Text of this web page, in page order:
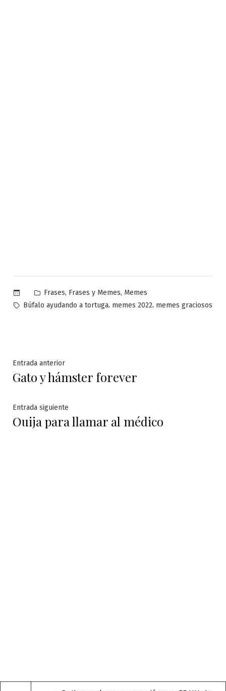
Publicado
en
Frases, Frases y Memes, Memes
Etiquetas:
Búfalo ayudando a tortuga, memes 2022, memes graciosos
Navegación
de
entradas
Entrada anteriorEntrada
anterior:
Gato y hámster forever
Entrada siguiente
siguiente:
Ouija para llamar al médico